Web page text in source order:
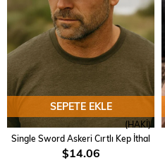
SEPETE EKLE
Single Sword Askeri Cırtlı Kep İthal
(HAKİ)
$14.06